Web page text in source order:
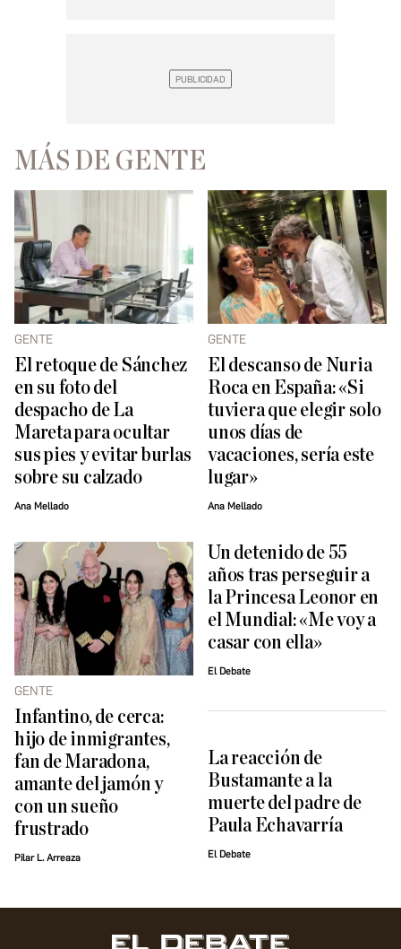
MÁS DE GENTE
GENTE
El retoque de Sánchez
en su foto del
despacho de La
Mareta para ocultar
sus pies y evitar burlas
sobre su calzado
Ana Mellado
GENTE
El descanso de Nuria
Roca en España: «Si
tuviera que elegir solo
unos días de
vacaciones, sería este
lugar»
Ana Mellado
GENTE
Infantino, de cerca:
hijo de inmigrantes,
fan de Maradona,
amante del jamón y
con un sueño
frustrado
Pilar L. Arreaza
Un detenido de 55
años tras perseguir a
la Princesa Leonor en
el Mundial: «Me voy a
casar con ella»
El Debate
La reacción de
Bustamante a la
muerte del padre de
Paula Echavarría
El Debate